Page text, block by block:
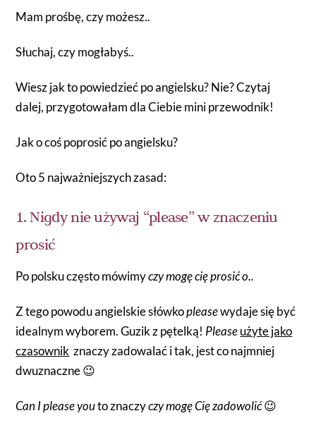
Mam prośbę, czy możesz..
Słuchaj, czy mogłabyś..
Wiesz jak to powiedzieć po angielsku? Nie? Czytaj
dalej, przygotowałam dla Ciebie mini przewodnik!
Jak o coś poprosić po angielsku?
Oto 5 najważniejszych zasad:
1. Nigdy nie używaj “please” w znaczeniu
prosić
Po polsku często mówimyczy mogę cię prosić o..
Z tego powodu angielskie słówkopleasewydaje się być
idealnym wyborem. Guzik z pętelką! Pleaseużyte jako
czasownik znaczy zadowalać i tak, jest co najmniej
dwuznaczne 😉
Can I please youto znaczyczy mogę Cię zadowolić😉